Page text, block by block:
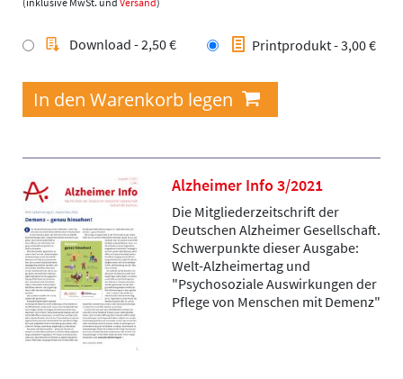
Printprodukt - 3,00 €
Download - 2,50 €
Alzheimer Info 3/2021
Die Mitgliederzeitschrift der
Deutschen Alzheimer Gesellschaft.
Schwerpunkte dieser Ausgabe:
Welt-Alzheimertag und
"Psychosoziale Auswirkungen der
Pflege von Menschen mit Demenz"